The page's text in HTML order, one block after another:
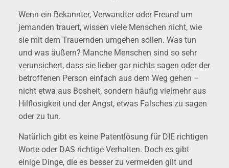
Wenn ein Bekannter, Verwandter oder Freund um
jemanden trauert, wissen viele Menschen nicht, wie
sie mit dem Trauernden umgehen sollen. Was tun
und was äußern? Manche Menschen sind so sehr
verunsichert, dass sie lieber gar nichts sagen oder der
betroffenen Person einfach aus dem Weg gehen –
nicht etwa aus Bosheit, sondern häufig vielmehr aus
Hilflosigkeit und der Angst, etwas Falsches zu sagen
oder zu tun.
Natürlich gibt es keine Patentlösung für DIE richtigen
Worte oder DAS richtige Verhalten. Doch es gibt
einige Dinge, die es besser zu vermeiden gilt und